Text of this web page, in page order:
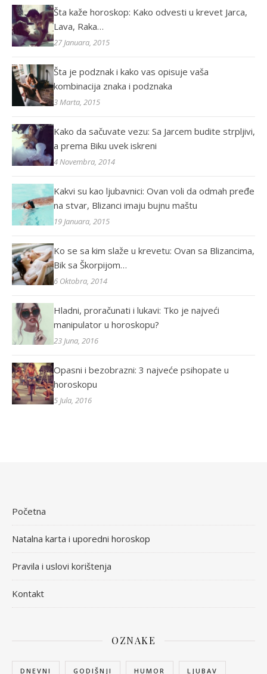
Šta kaže horoskop: Kako odvesti u krevet Jarca,
Lava, Raka…
27 Januara, 2015
Šta je podznak i kako vas opisuje vaša
kombinacija znaka i podznaka
3 Marta, 2015
Kako da sačuvate vezu: Sa Jarcem budite strpljivi,
a prema Biku uvek iskreni
4 Novembra, 2014
Kakvi su kao ljubavnici: Ovan voli da odmah pređe
na stvar, Blizanci imaju bujnu maštu
19 Januara, 2015
Ko se sa kim slaže u krevetu: Ovan sa Blizancima,
Bik sa Škorpijom…
6 Oktobra, 2014
Hladni, proračunati i lukavi: Tko je najveći
manipulator u horoskopu?
23 Juna, 2016
Opasni i bezobrazni: 3 najveće psihopate u
horoskopu
5 Jula, 2016
Početna
Natalna karta i uporedni horoskop
Pravila i uslovi korištenja
Kontakt
OZNAKE
DNEVNI GODIŠNJI HUMOR LJUBAV